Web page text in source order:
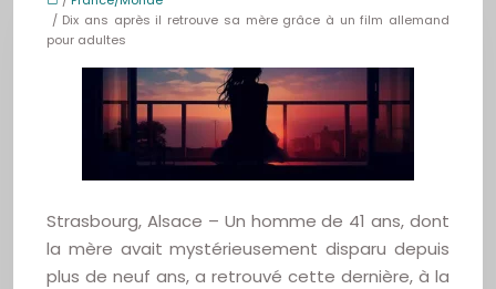
/ Dix ans après il retrouve sa mère grâce à un film allemand
pour adultes
Strasbourg, Alsace – Un homme de 41 ans, dont
la mère avait mystérieusement disparu depuis
plus de neuf ans, a retrouvé cette dernière, à la